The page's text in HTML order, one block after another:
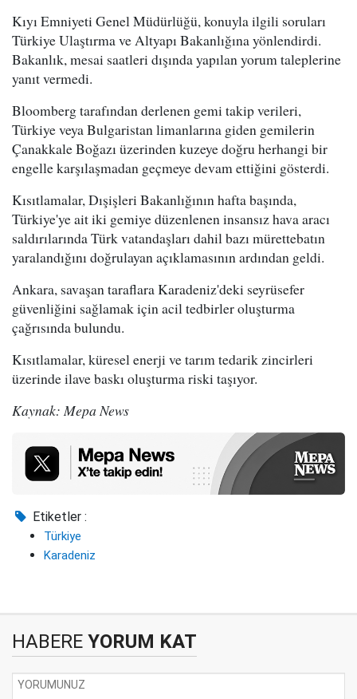
Kıyı Emniyeti Genel Müdürlüğü, konuyla ilgili soruları
Türkiye Ulaştırma ve Altyapı Bakanlığına yönlendirdi.
Bakanlık, mesai saatleri dışında yapılan yorum taleplerine
yanıt vermedi.
Bloomberg tarafından derlenen gemi takip verileri,
Türkiye veya Bulgaristan limanlarına giden gemilerin
Çanakkale Boğazı üzerinden kuzeye doğru herhangi bir
engelle karşılaşmadan geçmeye devam ettiğini gösterdi.
Kısıtlamalar, Dışişleri Bakanlığının hafta başında,
Türkiye'ye ait iki gemiye düzenlenen insansız hava aracı
saldırılarında Türk vatandaşları dahil bazı mürettebatın
yaralandığını doğrulayan açıklamasının ardından geldi.
Ankara, savaşan taraflara Karadeniz'deki seyrüsefer
güvenliğini sağlamak için acil tedbirler oluşturma
çağrısında bulundu.
Kısıtlamalar, küresel enerji ve tarım tedarik zincirleri
üzerinde ilave baskı oluşturma riski taşıyor.
Kaynak: Mepa News
Etiketler :
Türkiye
Karadeniz
HABERE YORUM KAT